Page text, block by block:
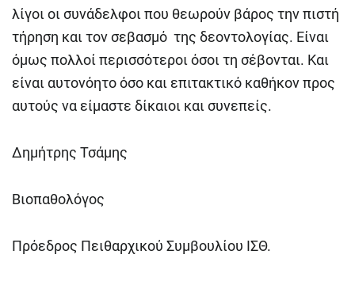
λίγοι οι συνάδελφοι που θεωρούν βάρος την πιστή
τήρηση και τον σεβασμό της δεοντολογίας. Είναι
όμως πολλοί περισσότεροι όσοι τη σέβονται. Και
είναι αυτονόητο όσο και επιτακτικό καθήκον προς
αυτούς να είμαστε δίκαιοι και συνεπείς.
Δημήτρης Τσάμης
Βιοπαθολόγος
Πρόεδρος Πειθαρχικού Συμβουλίου ΙΣΘ.